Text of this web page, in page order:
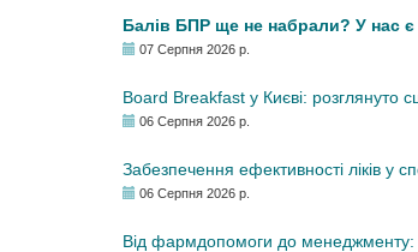
Балів БПР ще не набрали? У нас
07 Серпня 2026 р.
Board Breakfast у Києві: розглянуто
06 Серпня 2026 р.
Забезпечення ефективності ліків у
06 Серпня 2026 р.
Від фармдопомоги до менеджменту: